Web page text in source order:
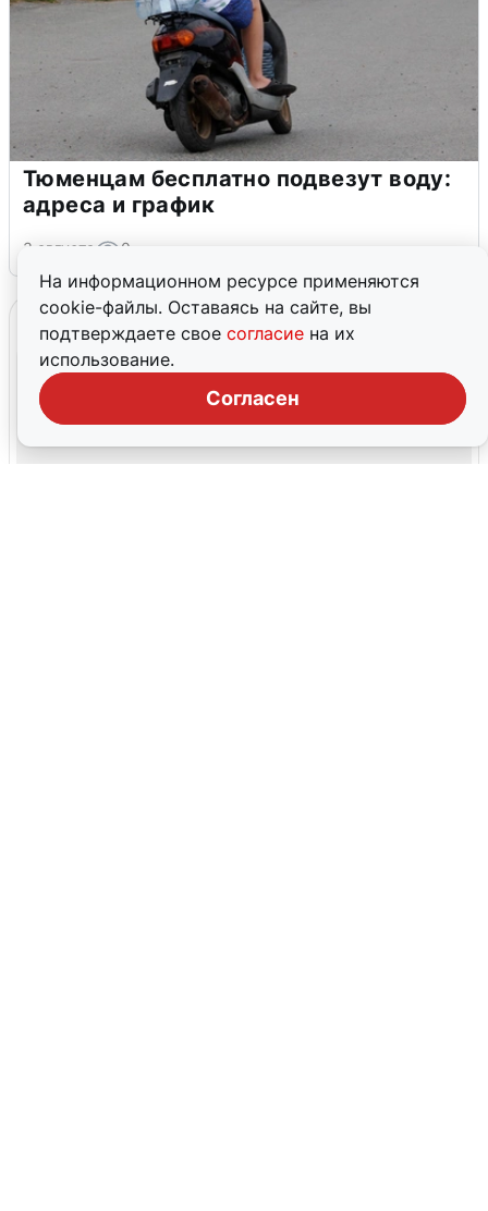
На информационном ресурсе применяются
cookie-файлы. Оставаясь на сайте, вы
подтверждаете свое согласие на их
использование.
Согласен
Тюменцам бесплатно подвезут воду:
адреса и график
3 августа 0